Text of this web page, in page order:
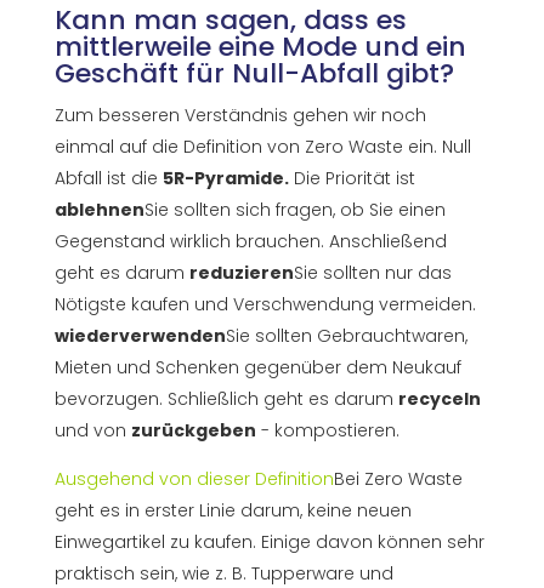
Kann man sagen, dass es
mittlerweile eine Mode und ein
Geschäft für Null-Abfall gibt?
Zum besseren Verständnis gehen wir noch
einmal auf die Definition von Zero Waste ein. Null
Abfall ist die 5R-Pyramide.Die Priorität ist
ablehnenSie sollten sich fragen, ob Sie einen
Gegenstand wirklich brauchen. Anschließend
geht es darum reduzierenSie sollten nur das
Nötigste kaufen und Verschwendung vermeiden.
wiederverwendenSie sollten Gebrauchtwaren,
Mieten und Schenken gegenüber dem Neukauf
bevorzugen. Schließlich geht es darum recyceln
und von zurückgeben - kompostieren.
Ausgehend von dieser DefinitionBei Zero Waste
geht es in erster Linie darum, keine neuen
Einwegartikel zu kaufen. Einige davon können sehr
praktisch sein, wie z. B. Tupperware und